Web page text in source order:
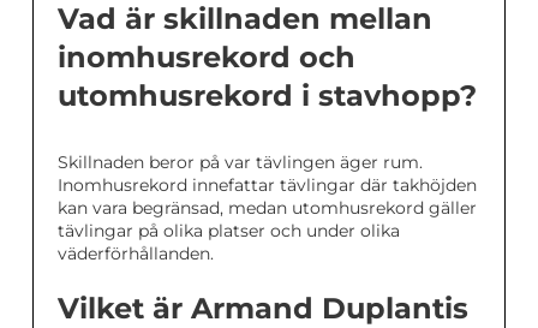
Vad är skillnaden mellan
inomhusrekord och
utomhusrekord i stavhopp?
Skillnaden beror på var tävlingen äger rum.
Inomhusrekord innefattar tävlingar där takhöjden
kan vara begränsad, medan utomhusrekord gäller
tävlingar på olika platser och under olika
väderförhållanden.
Vilket är Armand Duplantis